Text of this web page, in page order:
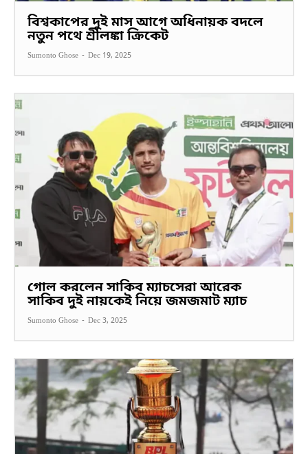
বিশ্বকাপের দুই মাস আগে অধিনায়ক বদলে
নতুন পথে শ্রীলঙ্কা ক্রিকেট
Sumonto Ghose - Dec 19, 2025
গোল করলেন সাকিব ম্যাচসেরা আরেক
সাকিব দুই নায়কেই নিয়ে জমজমাট ম্যাচ
Sumonto Ghose - Dec 3, 2025